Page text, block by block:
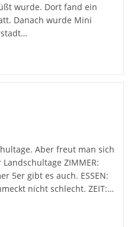
wurde. Dort fand ein
Danach wurde Mini
Aber freut man sich
ZIMMER:
5er gibt es auch. ESSEN:
nicht schlecht. ZEIT:…